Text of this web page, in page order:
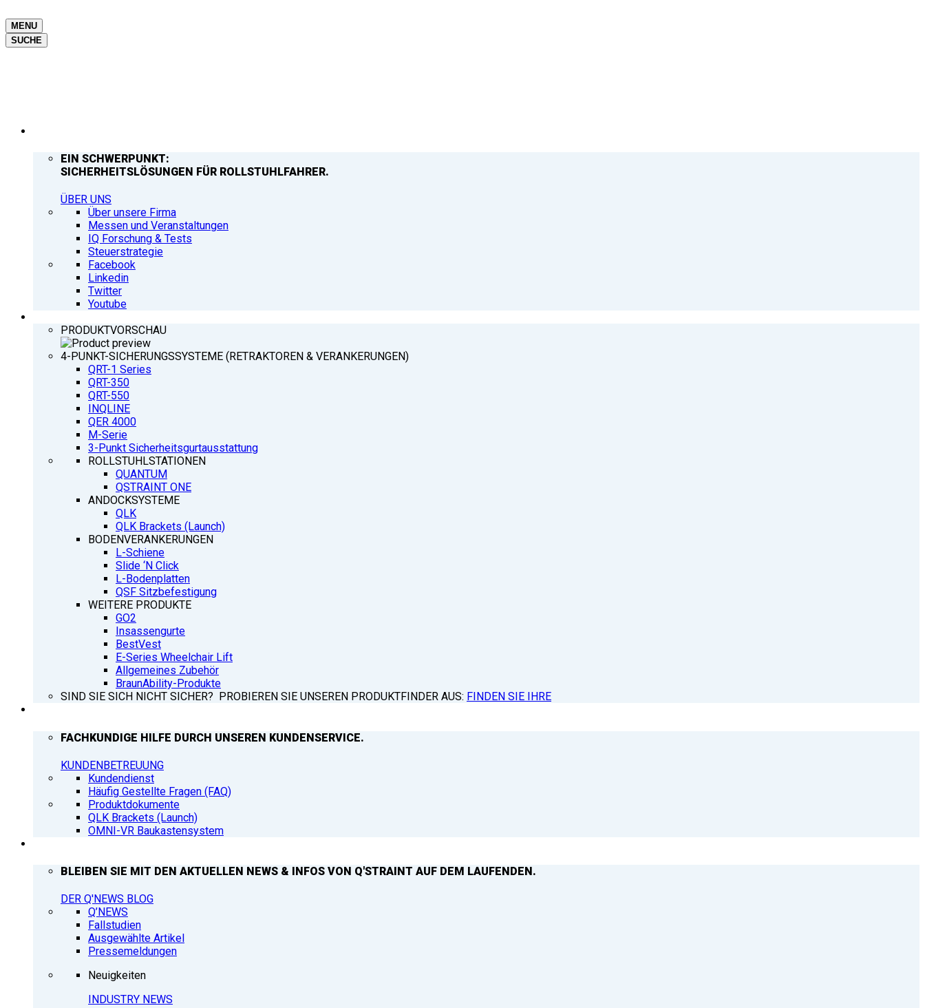
MENU
SUCHE
EIN SCHWERPUNKT:
SICHERHEITSLÖSUNGEN FÜR ROLLSTUHLFAHRER.
ÜBER UNS
Über unsere Firma
Messen und Veranstaltungen
IQ Forschung & Tests
Steuerstrategie
Facebook
Linkedin
Twitter
Youtube
PRODUKTVORSCHAU
4-PUNKT-SICHERUNGSSYSTEME (RETRAKTOREN & VERANKERUNGEN)
QRT-1 Series
QRT-350
QRT-550
INQLINE
QER 4000
M-Serie
3-Punkt Sicherheitsgurtausstattung
ROLLSTUHLSTATIONEN
QUANTUM
QSTRAINT ONE
ANDOCKSYSTEME
QLK
QLK Brackets (Launch)
BODENVERANKERUNGEN
L-Schiene
Slide ‘N Click
L-Bodenplatten
QSF Sitzbefestigung
WEITERE PRODUKTE
GO2
Insassengurte
BestVest
E-Series Wheelchair Lift
Allgemeines Zubehör
BraunAbility-Produkte
SIND SIE SICH NICHT SICHER? PROBIEREN SIE UNSEREN PRODUKTFINDER AUS: FINDEN SIE IHRE
FACHKUNDIGE HILFE DURCH UNSEREN KUNDENSERVICE.
KUNDENBETREUUNG
Kundendienst
Häufig Gestellte Fragen (FAQ)
Produktdokumente
QLK Brackets (Launch)
OMNI-VR Baukastensystem
BLEIBEN SIE MIT DEN AKTUELLEN NEWS & INFOS VON Q'STRAINT AUF DEM LAUFENDEN.
DER Q'NEWS BLOG
Q’NEWS
Fallstudien
Ausgewählte Artikel
Pressemeldungen
Neuigkeiten
INDUSTRY NEWS